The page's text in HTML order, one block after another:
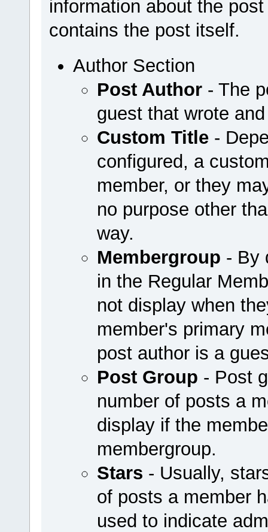
information about the
contains the post itself.
Author Section
Post Author- The
guest that wrote
Custom Title-
configured, a
member, or they
no purpose other
way.
Membergroup - By
in the Regular
not display when
member's primary
post author is a
Post Group - Post
number of posts a
display if the
membergroup.
Stars - Usually,
of posts a member
used to indicate